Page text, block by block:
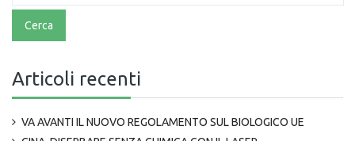
Articoli recenti
VA AVANTI IL NUOVO REGOLAMENTO SUL BIOLOGICO UE